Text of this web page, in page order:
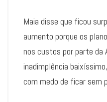
Maia disse que ficou
aumento porque os
nos custos por parte da
inadimplência
com medo de ficar sem